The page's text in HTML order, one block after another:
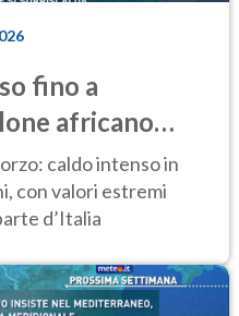
fino a
africano
caldo intenso in
con valori estremi
d’Italia